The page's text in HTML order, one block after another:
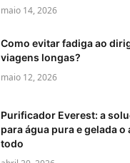
maio 14, 2026
Como evitar fadiga ao
viagens longas?
maio 12, 2026
Purificador Everest: a
para água pura e gelada o
todo